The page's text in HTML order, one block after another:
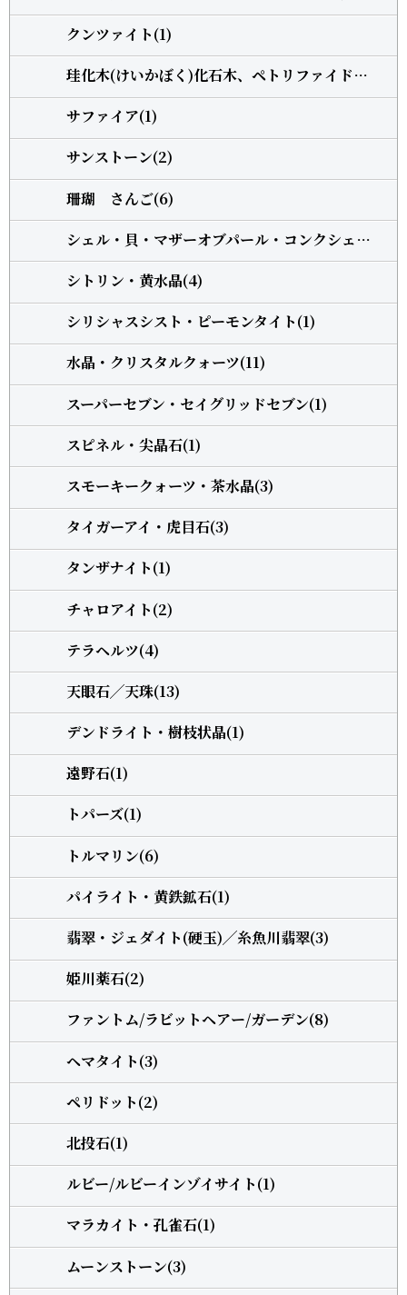
クンツァイト(1)
珪化木(けいかぼく)化石木、ペトリファイドウッド(1)
サファイア(1)
サンストーン(2)
珊瑚 さんご(6)
シェル・貝・マザーオブパール・コンクシェル(1)
シトリン・黄水晶(4)
シリシャスシスト・ピーモンタイト(1)
水晶・クリスタルクォーツ(11)
スーパーセブン・セイグリッドセブン(1)
スピネル・尖晶石(1)
スモーキークォーツ・茶水晶(3)
タイガーアイ・虎目石(3)
タンザナイト(1)
チャロアイト(2)
テラヘルツ(4)
天眼石╱天珠(13)
デンドライト・樹枝状晶(1)
遠野石(1)
トパーズ(1)
トルマリン(6)
パイライト・黄鉄鉱石(1)
翡翠・ジェダイト(硬玉)╱糸魚川翡翠(3)
姫川薬石(2)
ファントム/ラビットヘアー/ガーデン(8)
ヘマタイト(3)
ペリドット(2)
北投石(1)
ルビー/ルビーインゾイサイト(1)
マラカイト・孔雀石(1)
ムーンストーン(3)